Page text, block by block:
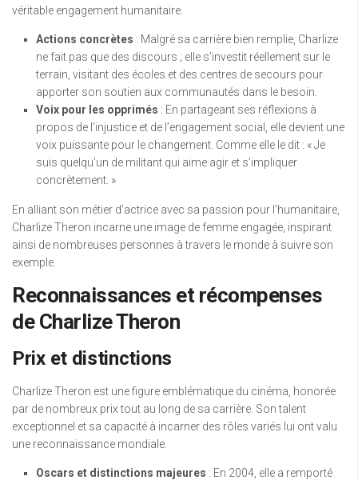
véritable engagement humanitaire.
Actions concrètes : Malgré sa carrière bien remplie, Charlize
ne fait pas que des discours ; elle s’investit réellement sur le
terrain, visitant des écoles et des centres de secours pour
apporter son soutien aux communautés dans le besoin.
Voix pour les opprimés : En partageant ses réflexions à
propos de l’injustice et de l’engagement social, elle devient une
voix puissante pour le changement. Comme elle le dit : « Je
suis quelqu’un de militant qui aime agir et s’impliquer
concrètement. »
En alliant son métier d’actrice avec sa passion pour l’humanitaire,
Charlize Theron incarne une image de femme engagée, inspirant
ainsi de nombreuses personnes à travers le monde à suivre son
exemple.
Reconnaissances et récompenses
de Charlize Theron
Prix et distinctions
Charlize Theron est une figure emblématique du cinéma, honorée
par de nombreux prix tout au long de sa carrière. Son talent
exceptionnel et sa capacité à incarner des rôles variés lui ont valu
une reconnaissance mondiale.
Oscars et distinctions majeures : En 2004, elle a remporté